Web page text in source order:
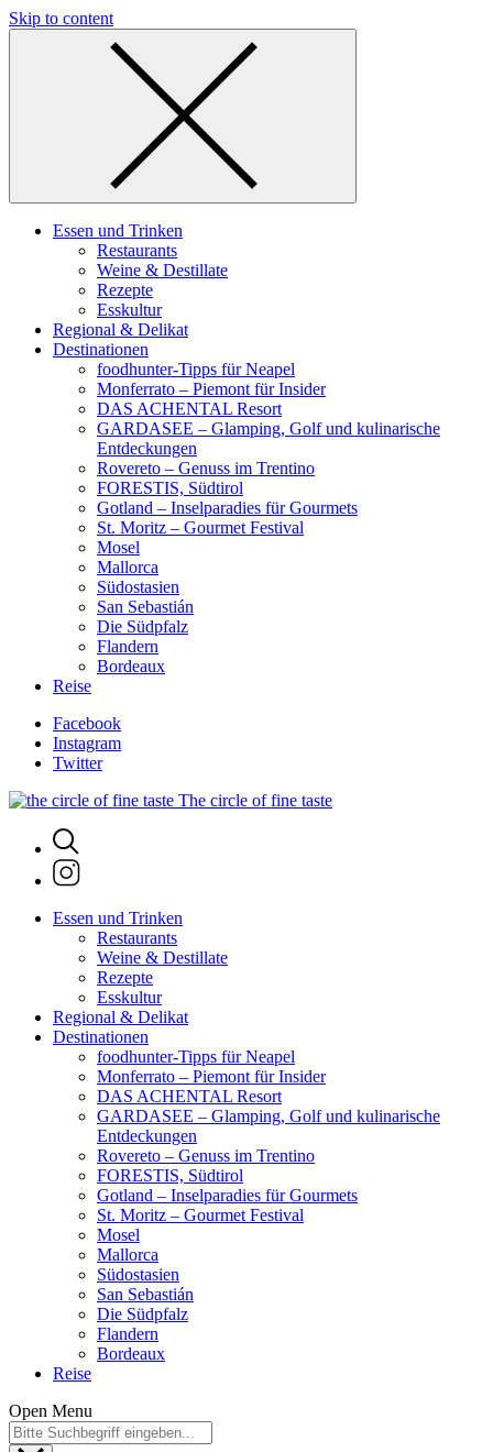
Skip to content
Essen und Trinken
Restaurants
Weine & Destillate
Rezepte
Esskultur
Regional & Delikat
Destinationen
foodhunter-Tipps für Neapel
Monferrato – Piemont für Insider
DAS ACHENTAL Resort
GARDASEE – Glamping, Golf und kulinarische
Entdeckungen
Rovereto – Genuss im Trentino
FORESTIS, Südtirol
Gotland – Inselparadies für Gourmets
St. Moritz – Gourmet Festival
Mosel
Mallorca
Südostasien
San Sebastián
Die Südpfalz
Flandern
Bordeaux
Reise
Facebook
Instagram
Twitter
The circle of fine taste
Essen und Trinken
Restaurants
Weine & Destillate
Rezepte
Esskultur
Regional & Delikat
Destinationen
foodhunter-Tipps für Neapel
Monferrato – Piemont für Insider
DAS ACHENTAL Resort
GARDASEE – Glamping, Golf und kulinarische
Entdeckungen
Rovereto – Genuss im Trentino
FORESTIS, Südtirol
Gotland – Inselparadies für Gourmets
St. Moritz – Gourmet Festival
Mosel
Mallorca
Südostasien
San Sebastián
Die Südpfalz
Flandern
Bordeaux
Reise
Open Menu